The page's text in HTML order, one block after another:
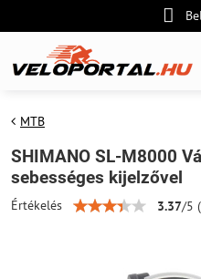
MTB
SHIMANO SL-M8000
sebességes kijelzővel
Értékelés 3.37/5 (